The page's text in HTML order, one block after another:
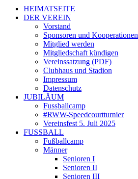
HEIMATSEITE
DER VEREIN
Vorstand
Sponsoren und Kooperationen
Mitglied werden
Mitgliedschaft kündigen
Vereinssatzung (PDF)
Clubhaus und Stadion
Impressum
Datenschutz
JUBILÄUM
Fussballcamp
#RWW-Speedcourtturnier
Vereinsfest 5. Juli 2025
FUSSBALL
Fußballcamp
Männer
Senioren I
Senioren II
Senioren III